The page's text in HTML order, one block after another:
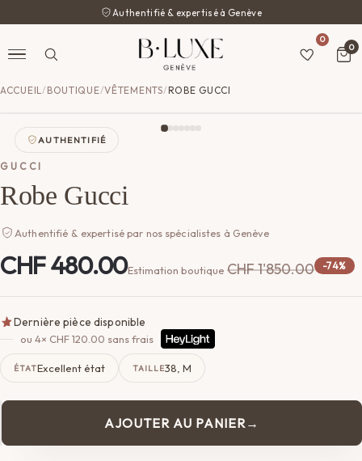
Authentifié & expertisé à Genève
0
0
ACCUEIL/ BOUTIQUE/VÊTEMENTS/ROBE GUCCI
AUTHENTIFIÉ
GUCCI
Robe Gucci
Authentifié & expertisé par nos spécialistes à Genève
CHF480.00Estimation boutique CHF1'850.00 -74%
Dernière pièce disponible
ou 4× CHF120.00 sans frais
ÉTATExcellent état TAILLE38, M
de
AJOUTER AU PANIER